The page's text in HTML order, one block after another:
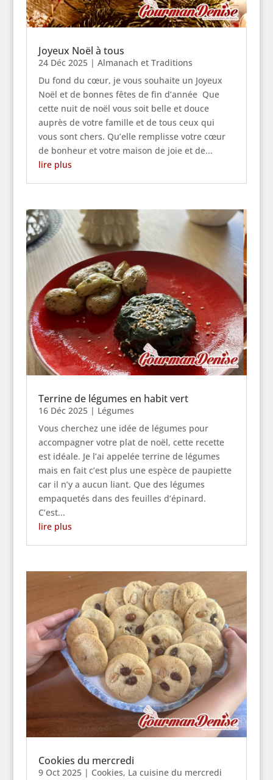
Joyeux Noël à tous
24 Déc 2025| Almanach et Traditions
Du fond du cœur, je vous souhaite un Joyeux
Noël et de bonnes fêtes de fin d’année Que
cette nuit de noël vous soit belle et douce
auprès de votre famille et de tous ceux qui
vous sont chers. Qu’elle remplisse votre cœur
de bonheur et votre maison de joie et de...
lire plus
Terrine de légumes en habit vert
16 Déc 2025| Légumes
Vous cherchez une idée de légumes pour
accompagner votre plat de noël, cette recette
est idéale. Je l’ai appelée terrine de légumes
mais en fait c’est plus une espèce de paupiette
car il n’y a aucun liant. Que des légumes
empaquetés dans des feuilles d’épinard.
C’est...
lire plus
Cookies du mercredi
9 Oct 2025| Cookies, La cuisine du mercredi